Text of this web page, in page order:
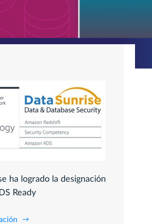
ha logrado la designación
Ready